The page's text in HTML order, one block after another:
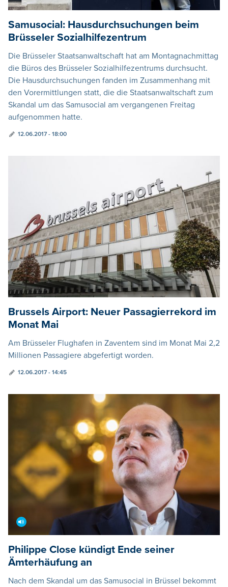
Samusocial: Hausdurchsuchungen beim
Brüsseler Sozialhilfezentrum
Die Brüsseler Staatsanwaltschaft hat am Montagnachmittag
die Büros des Brüsseler Sozialhilfezentrums durchsucht.
Die Hausdurchsuchungen fanden im Zusammenhang mit
den Vorermittlungen statt, die die Staatsanwaltschaft zum
Skandal um das Samusocial am vergangenen Freitag
aufgenommen hatte.
12.06.2017 - 18:00
Brussels Airport: Neuer Passagierrekord im
Monat Mai
Am Brüsseler Flughafen in Zaventem sind im Monat Mai 2,2
Millionen Passagiere abgefertigt worden.
12.06.2017 - 14:45
Philippe Close kündigt Ende seiner
Ämterhäufung an
Nach dem Skandal um das Samusocial in Brüssel bekommt